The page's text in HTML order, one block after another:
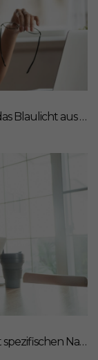
Schluss mit müden Augen! So kickst du das Blaulicht aus deinem Leben
Digitales Blaulicht: Wie Sie Ihre Augen mit spezifischen Nahrungsergänzungsmitteln schützen können